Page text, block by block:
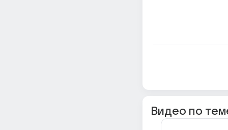
Видео по